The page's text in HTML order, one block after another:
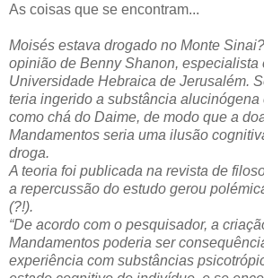
As coisas que se encontram...
Moisés estava drogado no Monte Sinai?
opinião de Benny Shanon, especialista
Universidade Hebraica de Jerusalém.
teria ingerido a substância
como chá do Daime, de modo que a
Mandamentos seria uma ilusão
droga.
A teoria foi publicada na revista de
a repercussão do estudo gerou
(?!).
“De acordo com o pesquisador, a
Mandamentos poderia ser
experiência com substâncias